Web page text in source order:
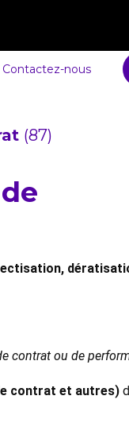
Contactez-nous
(87)
contrat ou de
contrat et autres)